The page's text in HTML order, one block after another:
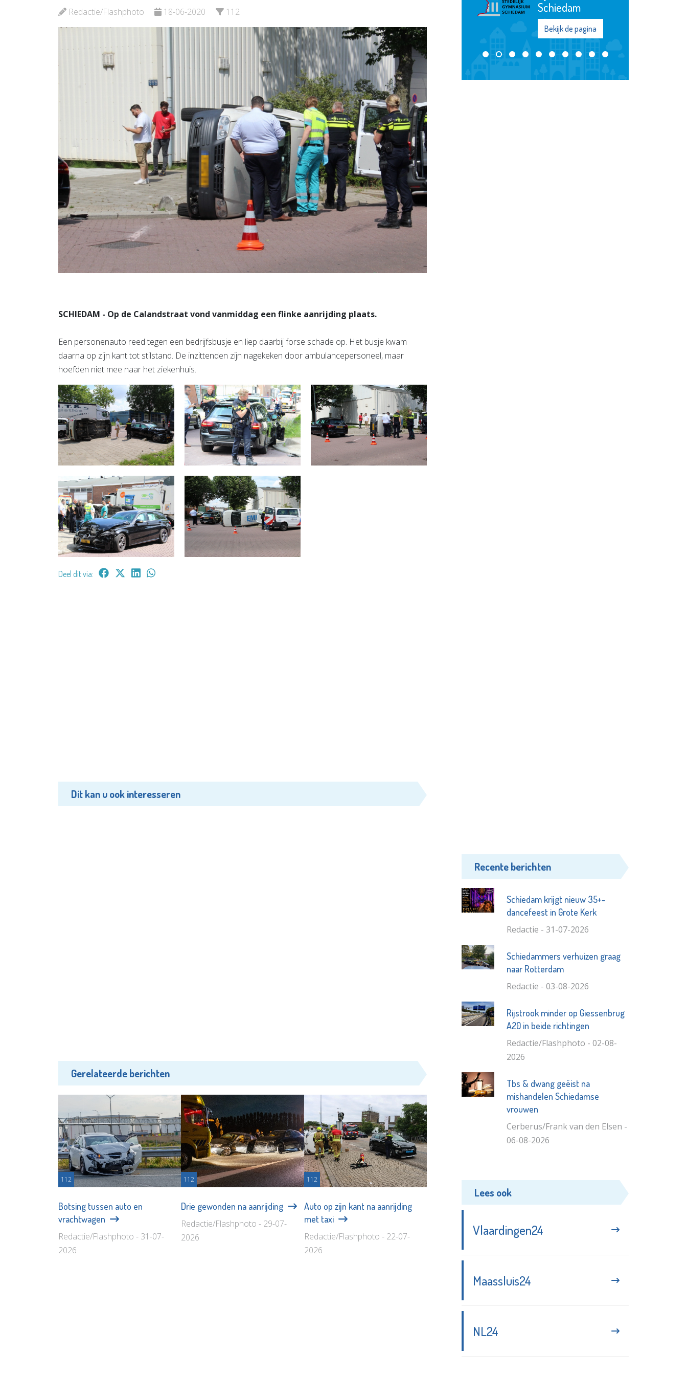
Redactie/Flashphoto 18-06-2020 112
SCHIEDAM - Op de Calandstraat vond vanmiddag een flinke aanrijding plaats.
Een personenauto reed tegen een bedrijfsbusje en liep daarbij forse schade op. Het busje kwam
daarna op zijn kant tot stilstand. De inzittenden zijn nagekeken door ambulancepersoneel, maar
hoefden niet mee naar het ziekenhuis.
Deel dit via:
Dit kan u ook interesseren
Gerelateerde berichten
112
Botsing tussen auto en
vrachtwagen
Redactie/Flashphoto - 31-07-
2026
112
Drie gewonden na aanrijding
Redactie/Flashphoto - 29-07-
2026
112
Auto op zijn kant na aanrijding
met taxi
Redactie/Flashphoto - 22-07-
2026
Bekijk de pagina Bekijk de pagina
Bekijk de pagina
Bekijk de pagina
Recente berichten
Schiedam krijgt nieuw 35+-
dancefeest in Grote Kerk
Redactie - 31-07-2026
Schiedammers verhuizen graag
naar Rotterdam
Redactie - 03-08-2026
Rijstrook minder op Giessenbrug
A20 in beide richtingen
Redactie/Flashphoto - 02-08-
2026
Tbs & dwang geëist na
mishandelen Schiedamse
vrouwen
Cerberus/Frank van den Elsen -
06-08-2026
Lees ook
Vlaardingen24
Maassluis24
NL24